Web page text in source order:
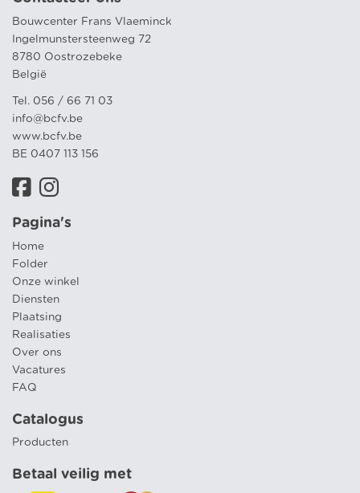
Bouwcenter Frans Vlaeminck
Ingelmunstersteenweg 72
8780 Oostrozebeke
België
Tel. 056 / 66 71 03
info@bcfv.be
www.bcfv.be
BE 0407 113 156
Pagina's
Home
Folder
Onze winkel
Diensten
Plaatsing
Realisaties
Over ons
Vacatures
FAQ
Catalogus
Producten
Betaal veilig met